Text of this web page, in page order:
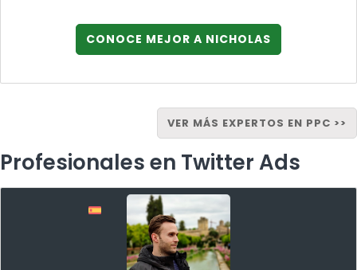
CONOCE MEJOR A NICHOLAS
VER MÁS EXPERTOS EN PPC >>
Profesionales en Twitter Ads